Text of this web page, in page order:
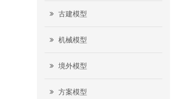
古建模型
机械模型
境外模型
方案模型